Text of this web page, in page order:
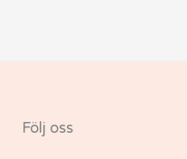
Följ oss